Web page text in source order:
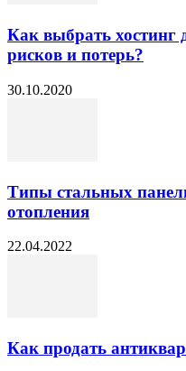
Как выбрать хостинг
рисков и потерь?
30.10.2020
Типы стальных
отопления
22.04.2022
Как продать